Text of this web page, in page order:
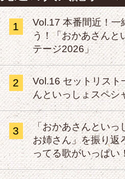
1
Vol.17 本番間近！一
う！「おかあさんと
テージ2026」
2
Vol.16 セットリスト
んといっしょスペシ
3
「おかあさんといっ
お姉さん」を振り返
ってる歌がいっぱい